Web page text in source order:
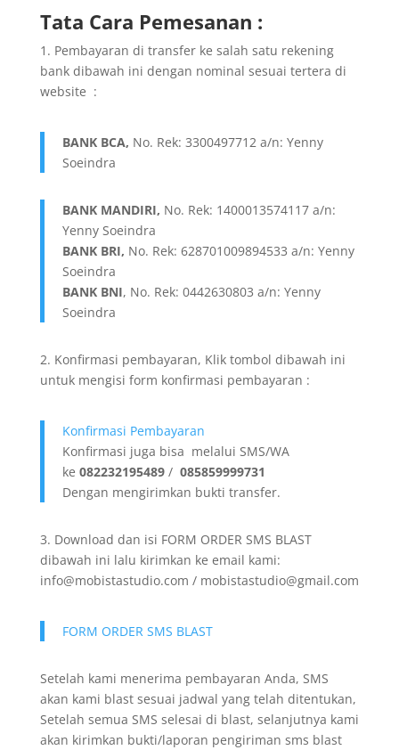
Tata Cara Pemesanan :
1. Pembayaran di transfer ke salah satu rekening
bank dibawah ini dengan nominal sesuai tertera di
website :
BANK BCA, No. Rek: 3300497712 a/n: Yenny
Soeindra
BANK MANDIRI, No. Rek: 1400013574117 a/n:
Yenny Soeindra
BANK BRI, No. Rek: 628701009894533 a/n: Yenny
Soeindra
BANK BNI, No. Rek: 0442630803 a/n: Yenny
Soeindra
2. Konfirmasi pembayaran, Klik tombol dibawah ini
untuk mengisi form konfirmasi pembayaran :
Konfirmasi Pembayaran
Konfirmasi juga bisa melalui SMS/WA
ke 082232195489/ 085859999731
Dengan mengirimkan bukti transfer.
3. Download dan isi FORM ORDER SMS BLAST
dibawah ini lalu kirimkan ke email kami:
info@mobistastudio.com / mobistastudio@gmail.com
FORM ORDER SMS BLAST
Setelah kami menerima pembayaran Anda, SMS
akan kami blast sesuai jadwal yang telah ditentukan,
Setelah semua SMS selesai di blast, selanjutnya kami
akan kirimkan bukti/laporan pengiriman sms blast